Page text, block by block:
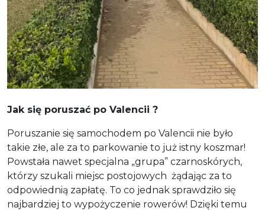
Jak się poruszać po Valencii ?
Poruszanie się samochodem po Valencii nie było
takie złe, ale za to parkowanie to już istny koszmar!
Powstała nawet specjalna „grupa” czarnoskórych,
którzy szukali miejsc postojowych żądając za to
odpowiednią zapłatę. To co jednak sprawdziło się
najbardziej to wypożyczenie rowerów! Dzięki temu